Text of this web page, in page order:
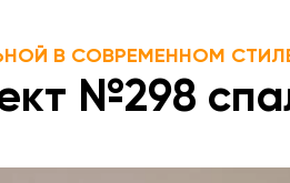
В СОВРЕМЕННОМ
№298